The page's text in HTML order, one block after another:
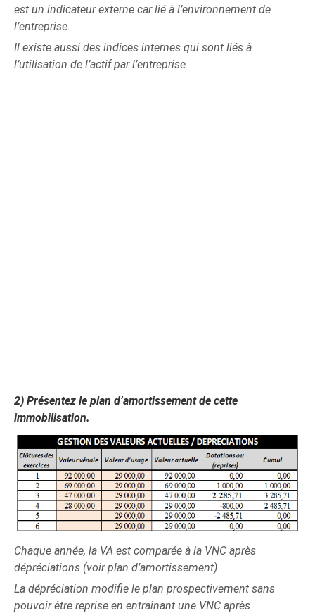
est un indicateur externe car lié à l’environnement de
l’entreprise.
Il existe aussi des indices internes qui sont liés à
l’utilisation de l’actif par l’entreprise.
2) Présentez le plan d’amortissement de cette
immobilisation.
Chaque année, la VA est comparée à la VNC après
dépréciations (voir plan d’amortissement)
La dépréciation modifie le plan prospectivement sans
pouvoir être reprise en entraînant une VNC après